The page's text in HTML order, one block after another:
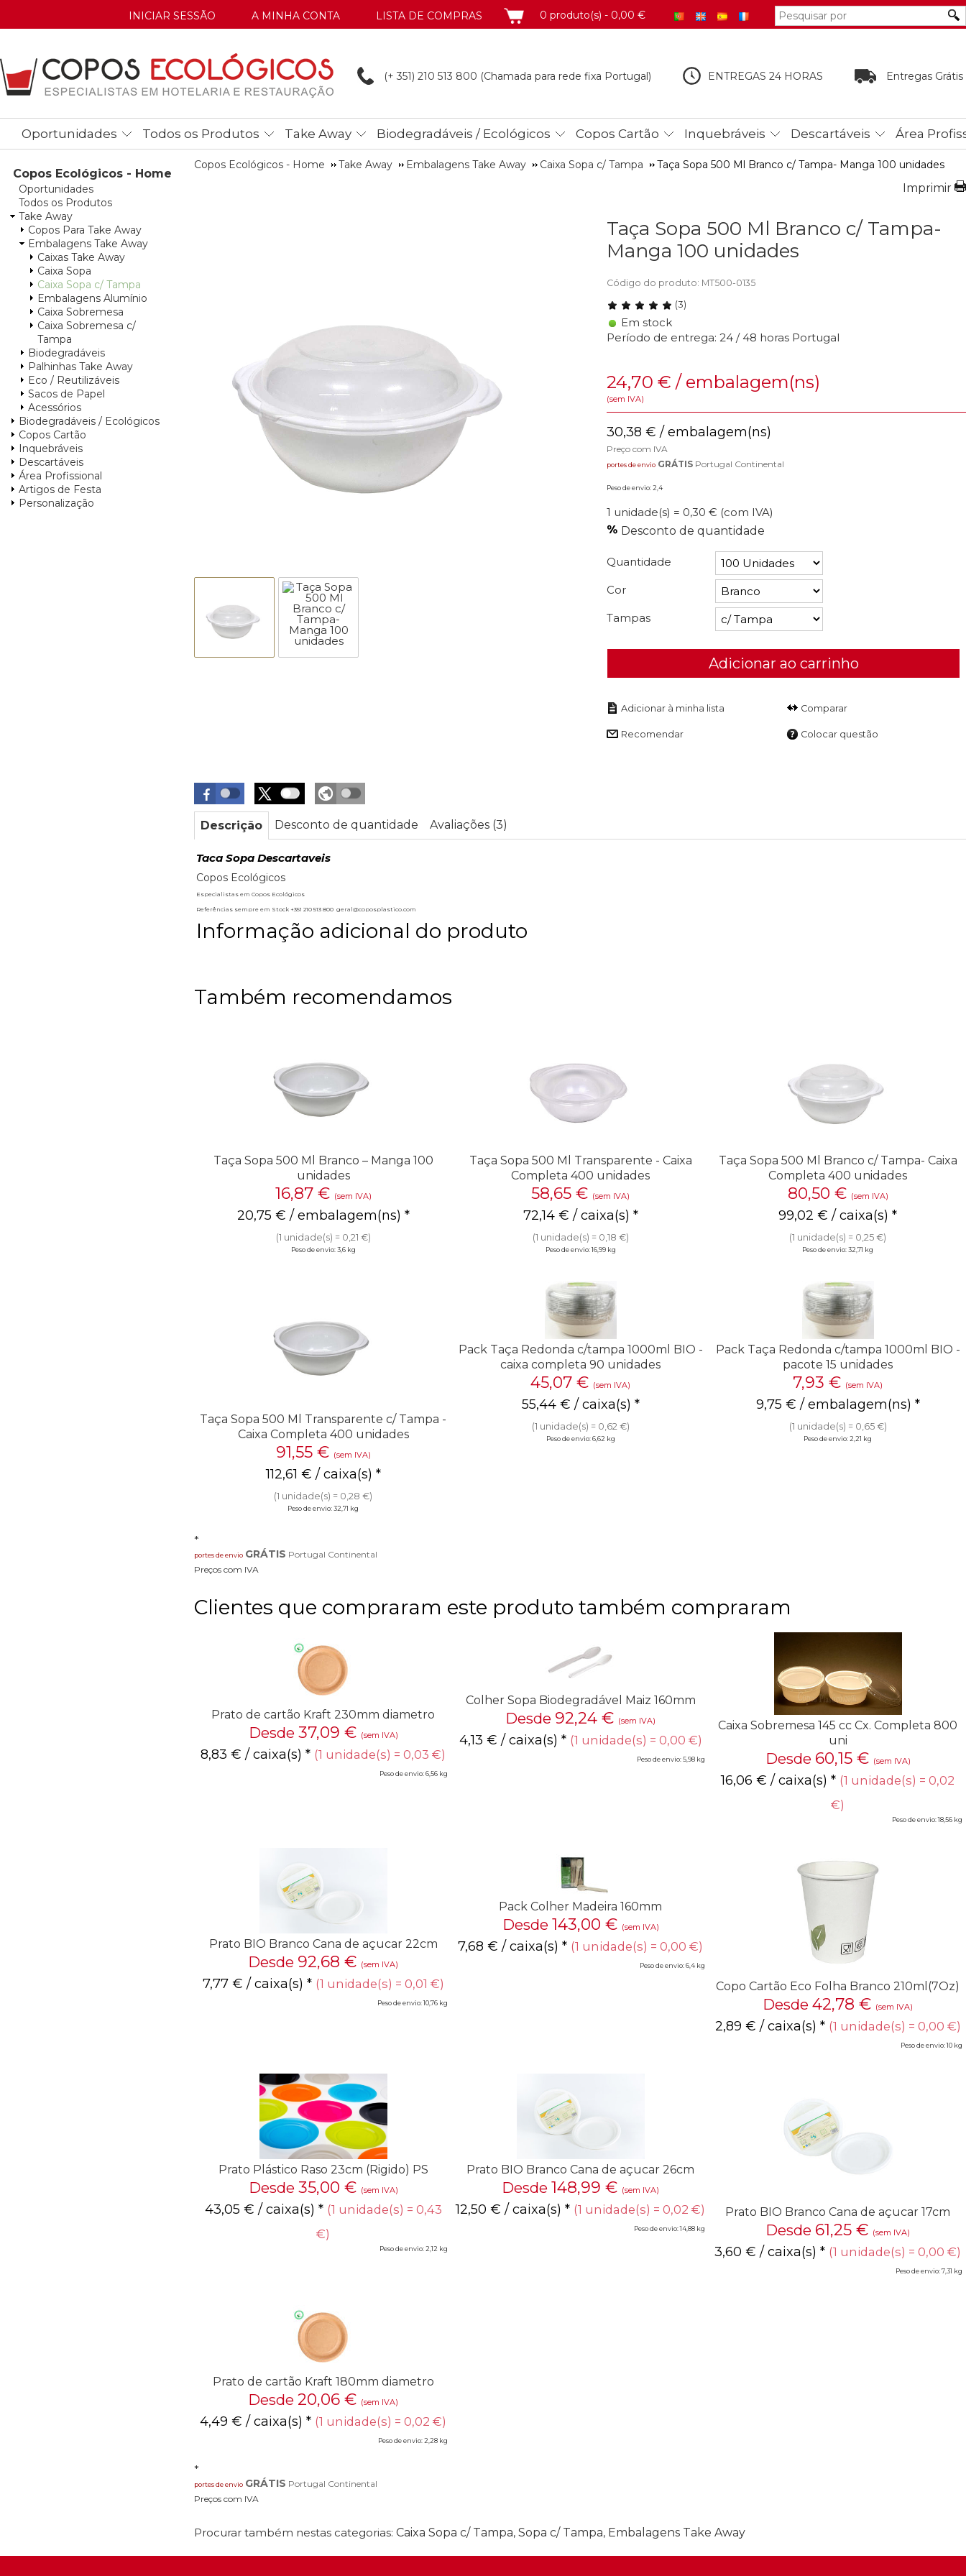
INICIAR SESSÃO A MINHA CONTA LISTA DE COMPRAS CARRINHO
0 produto(s) - 0,00 €
(+ 351) 210 513 800 (Chamada para rede fixa Portugal) ENTREGAS 24 HORAS Entregas Grátis
Oportunidades Todos os Produtos Take Away Biodegradáveis / Ecológicos Copos Cartão Inquebráveis Descartáveis Área
Copos Ecológicos - Home
Oportunidades
Todos os Produtos
Take Away
Copos Para Take Away
Embalagens Take Away
Caixas Take Away
Caixa Sopa
Caixa Sopa c/ Tampa
Embalagens Alumínio
Caixa Sobremesa
Caixa Sobremesa c/
Tampa
Biodegradáveis
Palhinhas Take Away
Eco / Reutilizáveis
Sacos de Papel
Acessórios
Biodegradáveis / Ecológicos
Copos Cartão
Inquebráveis
Descartáveis
Área Profissional
Artigos de Festa
Personalização
Copos Ecológicos - Home Take Away Embalagens Take Away Caixa Sopa c/ Tampa Taça Sopa 500 Ml Branco c/ Tampa- Manga 100 unidades
Imprimir
Taça Sopa 500 Ml Branco c/ Tampa-
Manga 100 unidades
Código do produto: MT500-0135
(3)
Em stock
Período de entrega: 24 / 48 horas Portugal
24,70 € / embalagem(ns)
(sem IVA)
30,38 € / embalagem(ns)
Preço com IVA
portes de envio GRÁTIS Portugal Continental
Peso de envio: 2,4
1 unidade(s) = 0,30 € (com IVA)
Desconto de quantidade
Quantidade
Cor
Tampas
Adicionar ao carrinho
Comparar
Recomendar Colocar questão
Descrição Desconto de quantidade Avaliações (3)
Taca Sopa Descartaveis
Copos Ecológicos
Especialistas em Copos Ecológicos
Referências sempre em Stock +351 210 513 800 geral@coposplastico.com
Informação adicional do produto
Também recomendamos
Taça Sopa 500 Ml Branco – Manga 100
unidades
16,87 € (sem IVA)
20,75 € / embalagem(ns) *
(1 unidade(s) = 0,21 €)
Peso de envio: 3,6 kg
Taça Sopa 500 Ml Transparente - Caixa
Completa 400 unidades
58,65 € (sem IVA)
72,14 € / caixa(s) *
(1 unidade(s) = 0,18 €)
Peso de envio: 16,99 kg
Taça Sopa 500 Ml Branco c/ Tampa- Caixa
Completa 400 unidades
80,50 € (sem IVA)
99,02 € / caixa(s) *
(1 unidade(s) = 0,25 €)
Peso de envio: 32,71 kg
Taça Sopa 500 Ml Transparente c/ Tampa -
Caixa Completa 400 unidades
91,55 € (sem IVA)
112,61 € / caixa(s) *
(1 unidade(s) = 0,28 €)
Peso de envio: 32,71 kg
Pack Taça Redonda c/tampa 1000ml BIO -
caixa completa 90 unidades
45,07 € (sem IVA)
55,44 € / caixa(s) *
(1 unidade(s) = 0,62 €)
Peso de envio: 6,62 kg
Pack Taça Redonda c/tampa 1000ml BIO -
pacote 15 unidades
7,93 € (sem IVA)
9,75 € / embalagem(ns) *
(1 unidade(s) = 0,65 €)
Peso de envio: 2,21 kg
*
portes de envio GRÁTIS Portugal Continental
Preços com IVA
Clientes que compraram este produto também compraram
Prato de cartão Kraft 230mm diametro
Desde 37,09 € (sem IVA)
8,83 € / caixa(s) * (1 unidade(s) = 0,03 €)
Peso de envio: 6,56 kg
Colher Sopa Biodegradável Maiz 160mm
Desde 92,24 € (sem IVA)
4,13 € / caixa(s) * (1 unidade(s) = 0,00 €)
Peso de envio: 5,98 kg
Caixa Sobremesa 145 cc Cx. Completa 800
uni
Desde 60,15 € (sem IVA)
16,06 € / caixa(s) * (1 unidade(s) = 0,02
€)
Peso de envio: 18,56 kg
Prato BIO Branco Cana de açucar 22cm
Desde 92,68 € (sem IVA)
7,77 € / caixa(s) * (1 unidade(s) = 0,01 €)
Peso de envio: 10,76 kg
Pack Colher Madeira 160mm
Desde 143,00 € (sem IVA)
7,68 € / caixa(s) * (1 unidade(s) = 0,00 €)
Peso de envio: 6,4 kg
Copo Cartão Eco Folha Branco 210ml(7Oz)
Desde 42,78 € (sem IVA)
2,89 € / caixa(s) * (1 unidade(s) = 0,00 €)
Peso de envio: 10 kg
Prato Plástico Raso 23cm (Rigido) PS
Desde 35,00 € (sem IVA)
43,05 € / caixa(s) * (1 unidade(s) = 0,43
€)
Peso de envio: 2,12 kg
Prato BIO Branco Cana de açucar 26cm
Desde 148,99 € (sem IVA)
12,50 € / caixa(s) * (1 unidade(s) = 0,02 €)
Peso de envio: 14,88 kg
Prato BIO Branco Cana de açucar 17cm
Desde 61,25 € (sem IVA)
3,60 € / caixa(s) * (1 unidade(s) = 0,00 €)
Peso de envio: 7,31 kg
Prato de cartão Kraft 180mm diametro
Desde 20,06 € (sem IVA)
4,49 € / caixa(s) * (1 unidade(s) = 0,02 €)
Peso de envio: 2,28 kg
*
portes de envio GRÁTIS Portugal Continental
Preços com IVA
Procurar também nestas categorias: Caixa Sopa c/ Tampa, Sopa c/ Tampa, Embalagens Take Away